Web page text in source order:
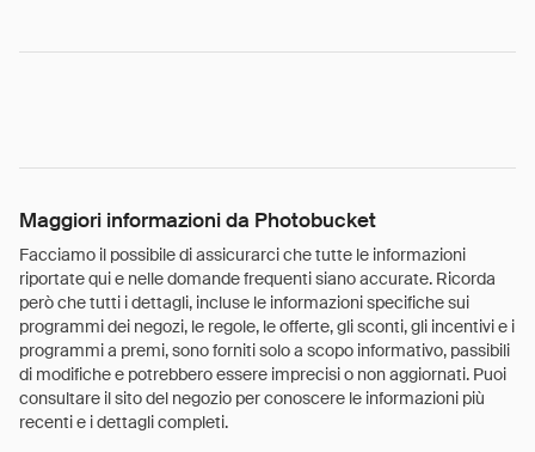
Maggiori informazioni da Photobucket
Facciamo il possibile di assicurarci che tutte le informazioni
riportate qui e nelle domande frequenti siano accurate. Ricorda
però che tutti i dettagli, incluse le informazioni specifiche sui
programmi dei negozi, le regole, le offerte, gli sconti, gli incentivi e i
programmi a premi, sono forniti solo a scopo informativo, passibili
di modifiche e potrebbero essere imprecisi o non aggiornati. Puoi
consultare il sito del negozio per conoscere le informazioni più
recenti e i dettagli completi.